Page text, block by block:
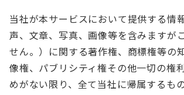
当社が本サービスにおいて提供する情
声、文章、写真、画像等を含みますが
せん。）に関する著作権、商標権等の
像権、パブリシティ権その他一切の権
めがない限り、全て当社に帰属するもの